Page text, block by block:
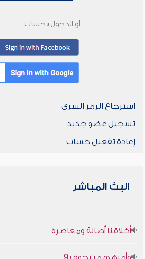
أو الدخول بحساب
استرجاع الرمز السري
تسجيل عضو جديد
إعادة تفعيل حساب
البث المباشر
أخلاقنا أصالة ومعاصرة